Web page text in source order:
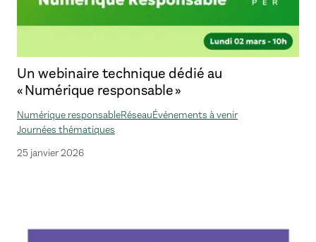
Un webinaire technique dédié au
« Numérique responsable »
Numérique responsableRéseauÉvénements à venir
Journées thématiques
25 janvier 2026